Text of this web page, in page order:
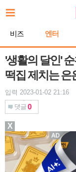
문
비즈 엔터
'생활의 달인'
떡집 제치는 은
입력 2023-01-02 21:16
댓글 0
X